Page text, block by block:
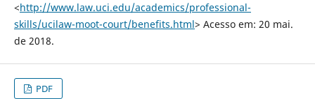
<http://www.law.uci.edu/academics/professional-
skills/ucilaw-moot-court/benefits.html> Acesso em: 20 mai.
de 2018.
PDF